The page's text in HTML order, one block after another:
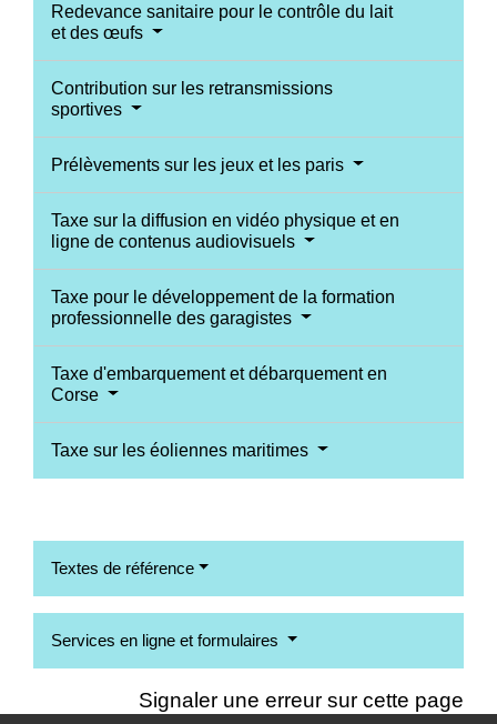
Redevance sanitaire pour le contrôle du lait
et des œufs
Contribution sur les retransmissions
sportives
Prélèvements sur les jeux et les paris
Taxe sur la diffusion en vidéo physique et en
ligne de contenus audiovisuels
Taxe pour le développement de la formation
professionnelle des garagistes
Taxe d'embarquement et débarquement en
Corse
Taxe sur les éoliennes maritimes
Textes de référence
Services en ligne et formulaires
Signaler une erreur sur cette page